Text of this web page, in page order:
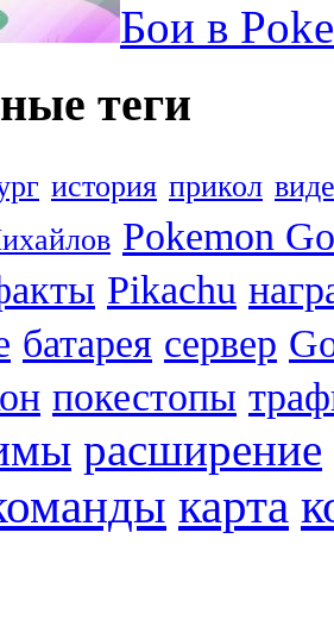
Бои в
теги
история прикол
Pokemon Go
Pikachu
батарея сервер
покестопы
расширение
карта